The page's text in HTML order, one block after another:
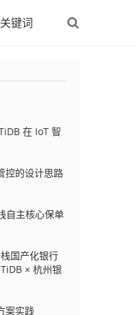
关键词
在 IoT 智
控的设计思路
自主核心保单
国产化银行
× 杭州银
案实践